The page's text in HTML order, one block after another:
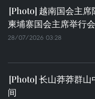
越南国会主
柬埔寨国会主席举行
28/07/2026 03:28
长山莽莽群山
间